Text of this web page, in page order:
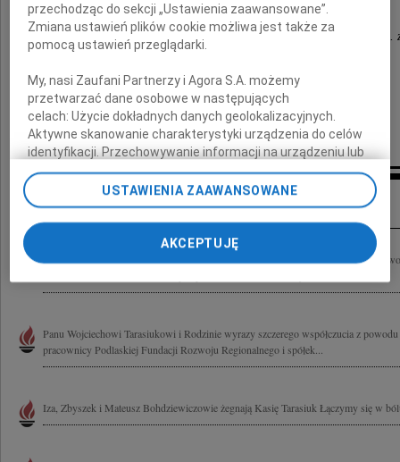
Zarząd i pracownicy
Miejskiego Przedsiębiorstwa Energetyki Cieplnej Sp.
Inne kondolencje
Wyrazy głębokiego współczucia i żalu Państwu Zofii i Wojciechowi Tarasiuk z
Panu Wojciechowi Tarasiukowi i Rodzinie wyrazy szczerego współczucia z
pracownicy Podlaskiej Fundacji Rozwoju Regionalnego i spółek...
Iza, Zbyszek i Mateusz Bohdziewiczowie żegnają Kasię Tarasiuk Łączymy się w
przechodząc do sekcji „Ustawienia zaawansowane”.
Zmiana ustawień plików cookie możliwa jest także za
pomocą ustawień przeglądarki.
My, nasi Zaufani Partnerzy i Agora S.A. możemy
przetwarzać dane osobowe w następujących
celach:Użycie dokładnych danych geolokalizacyjnych.
Aktywne skanowanie charakterystyki urządzenia do celów
identyfikacji. Przechowywanie informacji na urządzeniu lub
dostęp do nich. Spersonalizowane reklamy i treści, pomiar
reklam i treści, badnie odbiorców i ulepszanie usług.
Lista Zaufanych Partnerów
USTAWIENIA ZAAWANSOWANE
AKCEPTUJĘ